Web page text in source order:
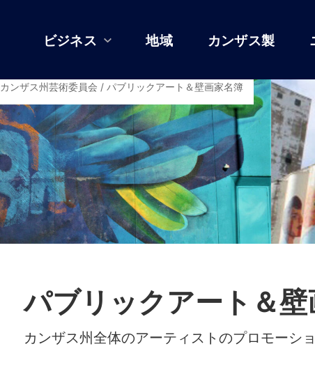
ビジネス 地域 カンザス製
カンザス州芸術委員会 / パブリックアート＆壁画家名簿
パブリックアート＆
カンザス州全体のアーティストのプロモーシ